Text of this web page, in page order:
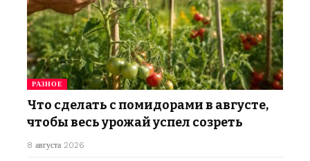
РАЗНОЕ
Что сделать с помидорами в августе,
чтобы весь урожай успел созреть
8 августа 2026